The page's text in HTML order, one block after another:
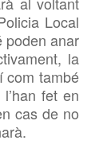
Local
poden anar
la
com també
fet en
cas de no
.